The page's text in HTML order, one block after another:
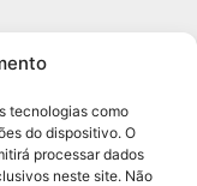
tecnologias como
do dispositivo. O
processar dados
neste site. Não
»